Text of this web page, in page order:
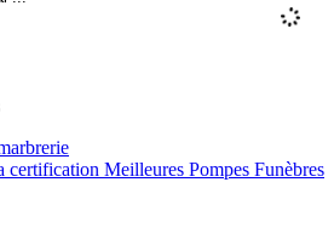
certification Meilleures Pompes Funèbres